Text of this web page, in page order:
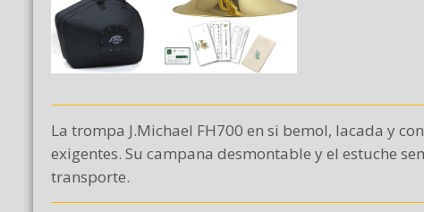
La trompa J.Michael FH700 en si bemol, lacada y
exigentes. Su campana desmontable y el estuche
transporte.